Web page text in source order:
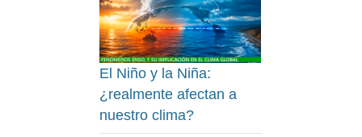
El Niño y la Niña:
¿realmente afectan a
nuestro clima?